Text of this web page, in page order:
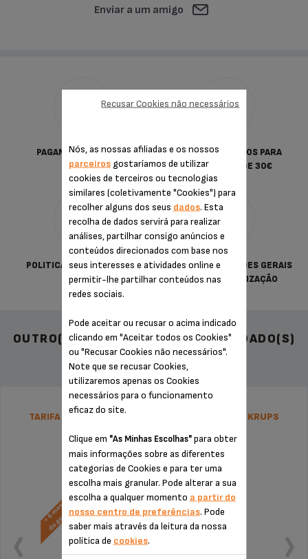
Enviar a um amigo
PAGAMENTO SEGURO
PORTES GRATUITOS PARA
COMPRAS DESDE 30€
POLITICA DE PRIVACIDADE
TERMOS & CONDIÇÕES GERAIS
DE VENDA E UTILIZAÇÃO
OUTRO(S) ACESSÓRIO(S) RECOMENDADO(S)
TARIFA PLANA DE REPARAÇÃO VARINHA MÁGICA KRUPS
Nós, as nossas afiliadas e os nossos
parceirosgostaríamos de utilizar
cookies de terceiros ou tecnologias
similares (coletivamente "Cookies") para
recolher alguns dos seus dados. Esta
recolha de dados servirá para realizar
análises, partilhar consigo anúncios e
conteúdos direcionados com base nos
seus interesses e atividades online e
permitir-lhe partilhar conteúdos nas
redes sociais.
Pode aceitar ou recusar o acima indicado
clicando em "Aceitar todos os Cookies"
ou "Recusar Cookies não necessários".
Note que se recusar Cookies,
utilizaremos apenas os Cookies
necessários para o funcionamento
eficaz do site.
Clique em "As Minhas Escolhas"para obter
mais informações sobre as diferentes
categorias de Cookies e para ter uma
escolha mais granular. Pode alterar a sua
escolha a qualquer momento a partir do
nosso centro de preferências. Pode
saber mais através da leitura da nossa
política de cookies.
Recusar Cookies não necessários